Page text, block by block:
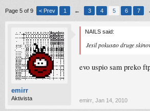
Page 5 of 9 < Prev 1 ← 3 4 5 6 7
emirr
Aktivista
NAILS said:
Jesil pokusao druge
evo uspio sam preko
emirr Jan 14, 2010